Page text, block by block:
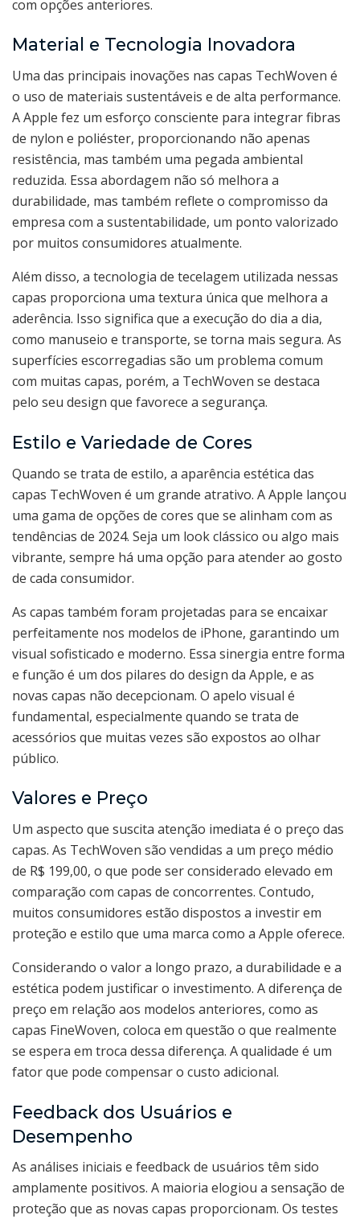
com opções anteriores.
Material e Tecnologia Inovadora
Uma das principais inovações nas capas TechWoven é
o uso de materiais sustentáveis e de alta performance.
A Apple fez um esforço consciente para integrar fibras
de nylon e poliéster, proporcionando não apenas
resistência, mas também uma pegada ambiental
reduzida. Essa abordagem não só melhora a
durabilidade, mas também reflete o compromisso da
empresa com a sustentabilidade, um ponto valorizado
por muitos consumidores atualmente.
Além disso, a tecnologia de tecelagem utilizada nessas
capas proporciona uma textura única que melhora a
aderência. Isso significa que a execução do dia a dia,
como manuseio e transporte, se torna mais segura. As
superfícies escorregadias são um problema comum
com muitas capas, porém, a TechWoven se destaca
pelo seu design que favorece a segurança.
Estilo e Variedade de Cores
Quando se trata de estilo, a aparência estética das
capas TechWoven é um grande atrativo. A Apple lançou
uma gama de opções de cores que se alinham com as
tendências de 2024. Seja um look clássico ou algo mais
vibrante, sempre há uma opção para atender ao gosto
de cada consumidor.
As capas também foram projetadas para se encaixar
perfeitamente nos modelos de iPhone, garantindo um
visual sofisticado e moderno. Essa sinergia entre forma
e função é um dos pilares do design da Apple, e as
novas capas não decepcionam. O apelo visual é
fundamental, especialmente quando se trata de
acessórios que muitas vezes são expostos ao olhar
público.
Valores e Preço
Um aspecto que suscita atenção imediata é o preço das
capas. As TechWoven são vendidas a um preço médio
de R$ 199,00, o que pode ser considerado elevado em
comparação com capas de concorrentes. Contudo,
muitos consumidores estão dispostos a investir em
proteção e estilo que uma marca como a Apple oferece.
Considerando o valor a longo prazo, a durabilidade e a
estética podem justificar o investimento. A diferença de
preço em relação aos modelos anteriores, como as
capas FineWoven, coloca em questão o que realmente
se espera em troca dessa diferença. A qualidade é um
fator que pode compensar o custo adicional.
Feedback dos Usuários e
Desempenho
As análises iniciais e feedback de usuários têm sido
amplamente positivos. A maioria elogiou a sensação de
proteção que as novas capas proporcionam. Os testes